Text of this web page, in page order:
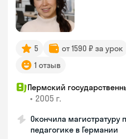
5 от 1590 ₽ за урок
1 отзыв
Пермский
• 2005 г.
Окончила магистратуру
педагогике в Германии